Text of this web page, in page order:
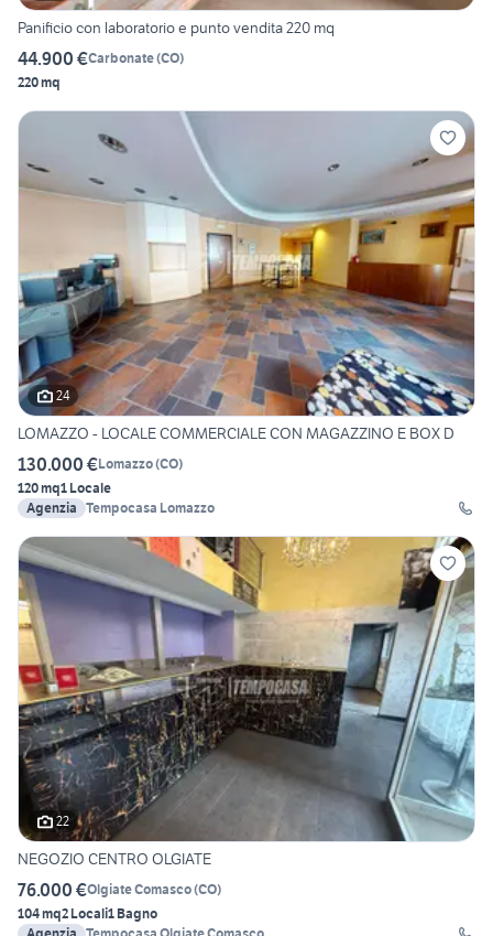
Panificio con laboratorio e punto vendita 220 mq
44.900 €Carbonate(CO)
220 mq
24
LOMAZZO - LOCALE COMMERCIALE CON MAGAZZINO E BOX D
130.000 €Lomazzo(CO)
120 mq1 Locale
Agenzia Tempocasa Lomazzo
22
NEGOZIO CENTRO OLGIATE
76.000 €Olgiate Comasco(CO)
104 mq2 Locali1 Bagno